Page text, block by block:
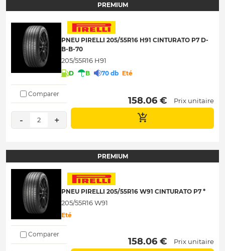
PREMIUM
PNEU PIRELLI 205/55R16 H91 CINTURATO P7 D-
B-B-70
205/55R16 H91
D B 70 db Eté
Comparer
- 2 +
158.06 € Prix unitaire
PREMIUM
PNEU PIRELLI 205/55R16 W91 CINTURATO P7 *
205/55R16 W91
Eté
Comparer
158.06 € Prix unitaire